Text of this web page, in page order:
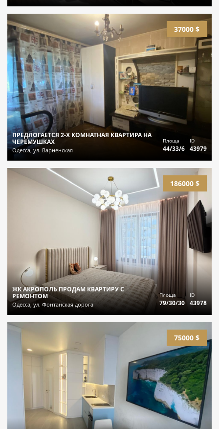
37000 $
ПРЕДЛОГАЕТСЯ 2-Х КОМНАТНАЯ КВАРТИРА НА
ЧЕРЕМУШКАХ
Одесса, ул. Варненская
Площа
44/33/6
ID
43979
186000 $
ЖК АКРОПОЛЬ ПРОДАМ КВАРТИРУ С
РЕМОНТОМ
Одесса, ул. Фонтанская дорога
Площа
79/30/30
ID
43978
75000 $